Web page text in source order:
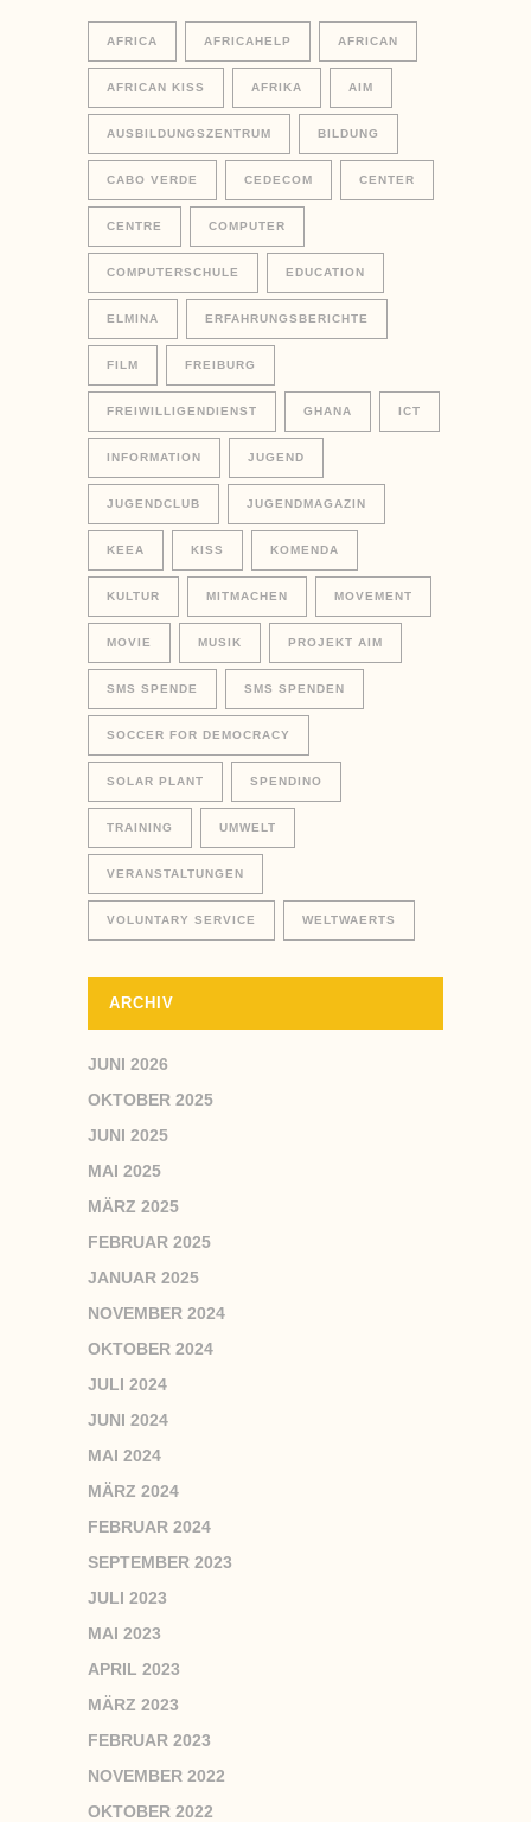
AFRICA AFRICAHELP AFRICAN
AFRICAN KISS AFRIKA AIM
AUSBILDUNGSZENTRUM BILDUNG
CABO VERDE CEDECOM CENTER
CENTRE COMPUTER
COMPUTERSCHULE EDUCATION
ELMINA ERFAHRUNGSBERICHTE
FILM FREIBURG
FREIWILLIGENDIENST GHANA ICT
INFORMATION JUGEND
JUGENDCLUB JUGENDMAGAZIN
KEEA KISS KOMENDA
KULTUR MITMACHEN MOVEMENT
MOVIE MUSIK PROJEKT AIM
SMS SPENDE SMS SPENDEN
SOCCER FOR DEMOCRACY
SOLAR PLANT SPENDINO
TRAINING UMWELT
VERANSTALTUNGEN
VOLUNTARY SERVICE WELTWAERTS
ARCHIV
JUNI 2026
OKTOBER 2025
JUNI 2025
MAI 2025
MÄRZ 2025
FEBRUAR 2025
JANUAR 2025
NOVEMBER 2024
OKTOBER 2024
JULI 2024
JUNI 2024
MAI 2024
MÄRZ 2024
FEBRUAR 2024
SEPTEMBER 2023
JULI 2023
MAI 2023
APRIL 2023
MÄRZ 2023
FEBRUAR 2023
NOVEMBER 2022
OKTOBER 2022